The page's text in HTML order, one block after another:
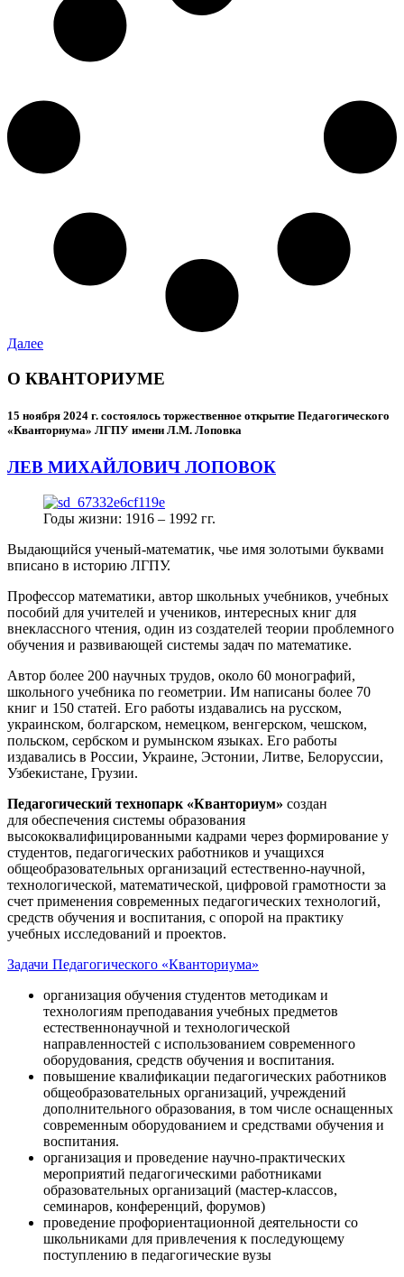
Далее
О КВАНТОРИУМЕ
15 ноября 2024 г. состоялось торжественное открытие Педагогического
«Кванториума» ЛГПУ имени Л.М. Лоповка
ЛЕВ МИХАЙЛОВИЧ ЛОПОВОК
Годы жизни: 1916 – 1992 гг.
Выдающийся ученый-математик, чье имя золотыми буквами
вписано в историю ЛГПУ.
Профессор математики, автор школьных учебников, учебных
пособий для учителей и учеников, интересных книг для
внеклассного чтения, один из создателей теории проблемного
обучения и развивающей системы задач по математике.
Автор более 200 научных трудов, около 60 монографий,
школьного учебника по геометрии. Им написаны более 70
книг и 150 статей. Его работы издавались на русском,
украинском, болгарском, немецком, венгерском, чешском,
польском, сербском и румынском языках. Его работы
издавались в России, Украине, Эстонии, Литве, Белоруссии,
Узбекистане, Грузии.
Педагогический технопарк «Кванториум» создан
для обеспечения системы образования
высококвалифицированными кадрами через формирование у
студентов, педагогических работников и учащихся
общеобразовательных организаций естественно-научной,
технологической, математической, цифровой грамотности за
счет применения современных педагогических технологий,
средств обучения и воспитания, с опорой на практику
учебных исследований и проектов.
Задачи Педагогического «Кванториума»
организация обучения студентов методикам и
технологиям преподавания учебных предметов
естественнонаучной и технологической
направленностей с использованием современного
оборудования, средств обучения и воспитания.
повышение квалификации педагогических работников
общеобразовательных организаций, учреждений
дополнительного образования, в том числе оснащенных
современным оборудованием и средствами обучения и
воспитания.
организация и проведение научно-практических
мероприятий педагогическими работниками
образовательных организаций (мастер-классов,
семинаров, конференций, форумов)
проведение профориентационной деятельности со
школьниками для привлечения к последующему
поступлению в педагогические вузы